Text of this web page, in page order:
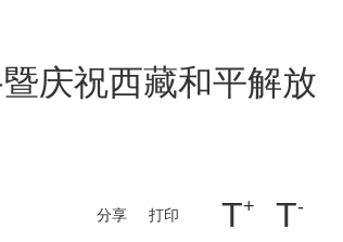
庆祝西藏和平解放
分享 打印 T+ T-